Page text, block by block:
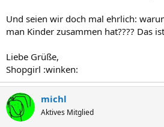
Und seien wir doch mal ehrlich:
man Kinder zusammen hat???? Das
Liebe Grüße,
Shopgirl :winken:
michl
Aktives Mitglied